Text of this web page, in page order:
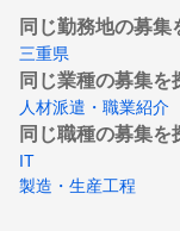
同じ勤務地の募集
三重県
同じ業種の募集を
人材派遣・職業紹介
同じ職種の募集を
IT
製造・生産工程